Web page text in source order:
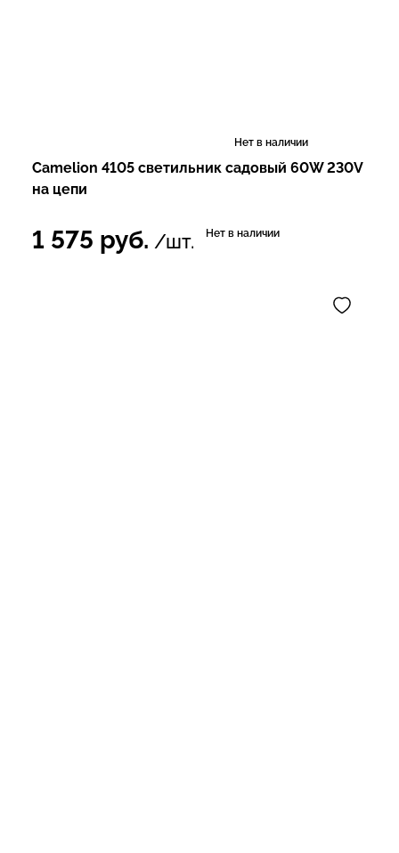
Нет в наличии
Camelion 4105 светильник садовый 60W 230V
на цепи
1 575 руб. /шт. Нет в наличии